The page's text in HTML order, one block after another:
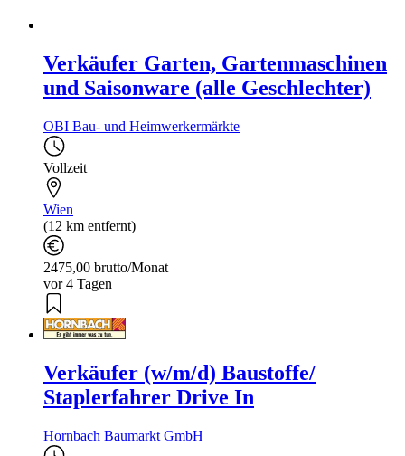
Verkäufer Garten, Gartenmaschinen
und Saisonware (alle Geschlechter)
OBI Bau- und Heimwerkermärkte
Vollzeit
Wien
(12 km entfernt)
2475,00 brutto/Monat
vor 4 Tagen
Verkäufer (w/m/d) Baustoffe/
Staplerfahrer Drive In
Hornbach Baumarkt GmbH